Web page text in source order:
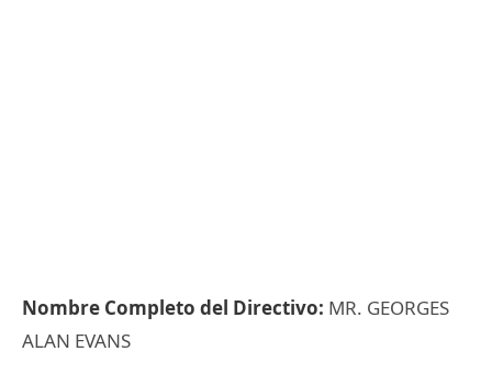
Nombre Completo del Directivo: MR. GEORGES
ALAN EVANS